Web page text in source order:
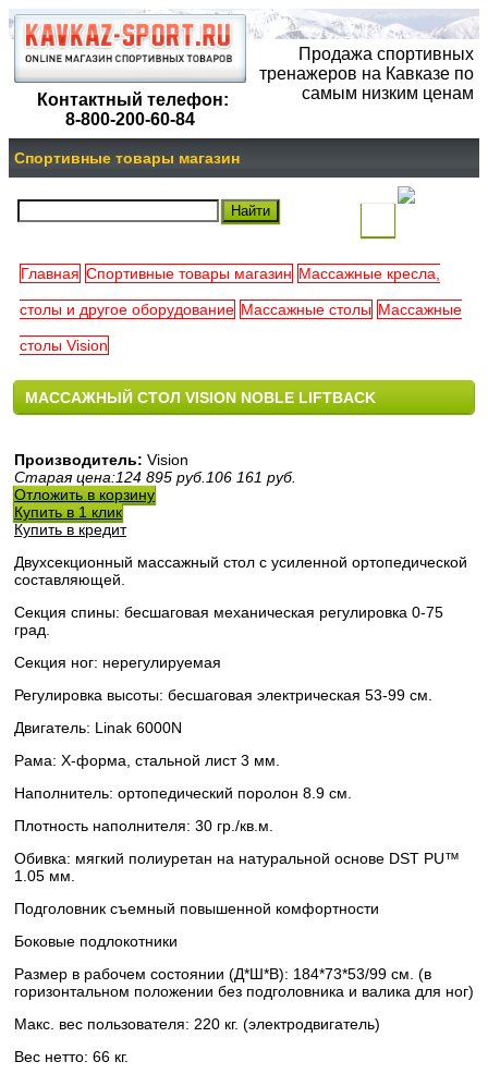
Контактный телефон:
8-800-200-60-84
Продажа спортивных
тренажеров на Кавказе по
самым низким ценам
Спортивные товары магазин
Ваша
Главная Спортивные товары магазин Массажные кресла,
столы и другое оборудование Массажные столы Массажные
столы Vision
МАССАЖНЫЙ СТОЛ VISION NOBLE LIFTBACK
Производитель: Vision
Старая цена:124 895 руб. 106 161 руб.
Отложить в корзину
Купить в 1 клик
Купить в кредит
Двухсекционный массажный стол с усиленной ортопедической
составляющей.
Секция спины: бесшаговая механическая регулировка 0-75
град.
Секция ног: нерегулируемая
Регулировка высоты: бесшаговая электрическая 53-99 см.
Двигатель: Linak 6000N
Рама: X-форма, стальной лист 3 мм.
Наполнитель: ортопедический поролон 8.9 см.
Плотность наполнителя: 30 гр./кв.м.
Обивка: мягкий полиуретан на натуральной основе DST PU™
1.05 мм.
Подголовник съемный повышенной комфортности
Боковые подлокотники
Размер в рабочем состоянии (Д*Ш*В): 184*73*53/99 см. (в
горизонтальном положении без подголовника и валика для ног)
Макс. вес пользователя: 220 кг. (электродвигатель)
Вес нетто: 66 кг.